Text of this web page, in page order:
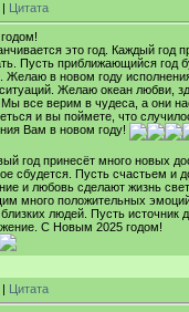
| Цитата
это год. Каждый год
Пусть приближающийся год
Желаю в новом году
Желаю океан любви,
все верим в чудеса, а они
и вы поймете, что
Вам в новом году!
год принесёт много новых
сбудется. Пусть счастьем и
и любовь сделают жизнь
много положительных
людей. Пусть источник
С Новым 2025 годом!
| Цитата